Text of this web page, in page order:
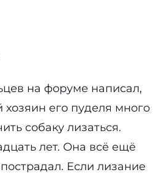
на форуме написал,
его пуделя много
собаку лизаться.
лет. Она всё ещё
Если лизание